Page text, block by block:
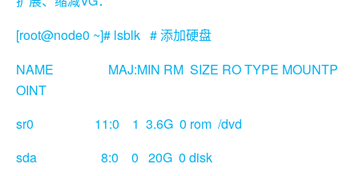
[root@node0 ~]# lsblk # 添加硬盘
NAME MAJ:MIN RM SIZE RO TYPE MOUNTP
OINT
sr0 11:0 1 3.6G 0 rom /dvd
sda 8:0 0 20G 0 disk